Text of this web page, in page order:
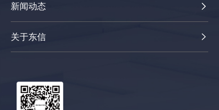
新闻动态
关于东信